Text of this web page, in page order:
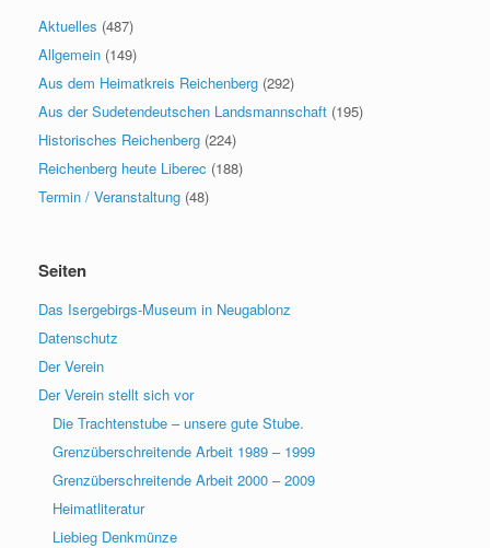
Aktuelles (487)
Allgemein (149)
Aus dem Heimatkreis Reichenberg (292)
Aus der Sudetendeutschen Landsmannschaft (195)
Historisches Reichenberg (224)
Reichenberg heute Liberec (188)
Termin / Veranstaltung (48)
Seiten
Das Isergebirgs-Museum in Neugablonz
Datenschutz
Der Verein
Der Verein stellt sich vor
Die Trachtenstube – unsere gute Stube.
Grenzüberschreitende Arbeit 1989 – 1999
Grenzüberschreitende Arbeit 2000 – 2009
Heimatliteratur
Liebieg Denkmünze